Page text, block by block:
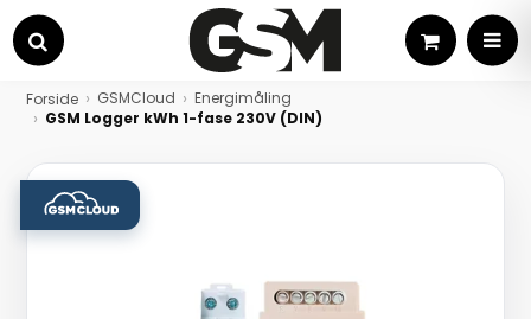
Søg
Kurv
Forside GSMCloud
Energimåling
GSM Logger kWh 1-fase 230V (DIN)